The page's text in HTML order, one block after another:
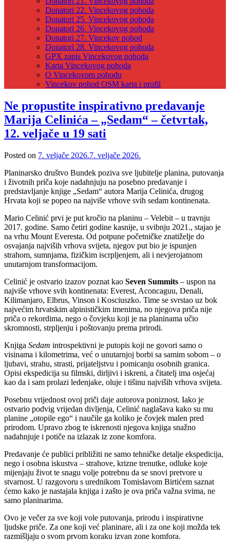
Donatori 22. Vincekovog pohoda
Donatori 25. Vincekovog pohoda
Donatori 26. Vincekovog pohoda
Donatori 27. Vincekov pohod
Donatori 28. Vincekovog pohoda
GPX zapis Vincekovog pohoda
Karta Vincekovog pohoda
O Vincekovom pohodu
Vincekov pohod OSM karta i profil
Ne propustite inspirativno predavanje
Marija Celinića – „Sedam“ – četvrtak,
12. veljače u 19 sati
Posted on 7. veljače 2026.7. veljače 2026.
Planinarsko društvo Bundek poziva sve ljubitelje planina, putovanja
i životnih priča koje nadahnjuju na posebno predavanje i
predstavljanje knjige „Sedam“ autora Marija Celinića, drugog
Hrvata koji se popeo na najviše vrhove svih sedam kontinenata.
Mario Celinić prvi je put kročio na planinu – Velebit – u travnju
2017. godine. Samo četiri godine kasnije, u svibnju 2021., stajao je
na vrhu Mount Everesta. Od potpune početničke znatiželje do
osvajanja najviših vrhova svijeta, njegov put bio je ispunjen
strahom, sumnjama, fizičkim iscrpljenjem, ali i nevjerojatnom
unutarnjom transformacijom.
Celinić je ostvario izazov poznat kao Seven Summits – uspon na
najviše vrhove svih kontinenata: Everest, Aconcaguu, Denali,
Kilimanjaro, Elbrus, Vinson i Kosciuszko. Time se svrstao uz bok
najvećim hrvatskim alpinističkim imenima, no njegova priča nije
priča o rekordima, nego o čovjeku koji je na planinama učio
skromnosti, strpljenju i poštovanju prema prirodi.
Knjiga Sedam introspektivni je putopis koji ne govori samo o
visinama i kilometrima, već o unutarnjoj borbi sa samim sobom – o
ljubavi, strahu, strasti, prijateljstvu i pomicanju osobnih granica.
Opisi ekspedicija su filmski, dirljivi i iskreni, a čitatelj ima osjećaj
kao da i sam prolazi ledenjake, oluje i tišinu najviših vrhova svijeta.
Posebnu vrijednost ovoj priči daje autorova poniznost. Iako je
ostvario podvig vrijedan divljenja, Celinić naglašava kako su mu
planine „otopile ego“ i naučile ga koliko je čovjek malen pred
prirodom. Upravo zbog te iskrenosti njegova knjiga snažno
nadahnjuje i potiče na izlazak iz zone komfora.
Predavanje će publici približiti ne samo tehničke detalje ekspedicija,
nego i osobna iskustva – strahove, krizne trenutke, odluke koje
mijenjaju život te snagu volje potrebnu da se snovi pretvore u
stvarnost. U razgovoru s urednikom Tomislavom Birtićem saznat
ćemo kako je nastajala knjiga i zašto je ova priča važna svima, ne
samo planinarima.
Ovo je večer za sve koji vole putovanja, prirodu i inspirativne
ljudske priče. Za one koji već planinare, ali i za one koji možda tek
razmišljaju o svom prvom koraku izvan zone komfora.